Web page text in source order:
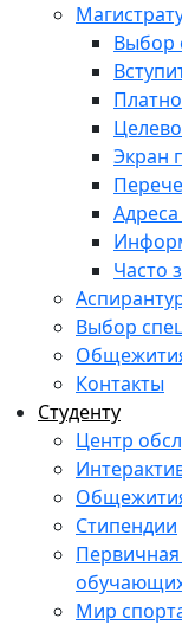
Выбор
Экран
Часто
Выбор
Контакты
Студенту
Центр
Стипендии
Мир